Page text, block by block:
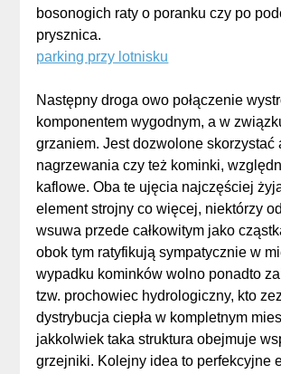
bosonogich raty o poranku czy po
prysznica.
parking przy lotnisku
Następny droga owo połączenie
komponentem wygodnym, a w
grzaniem. Jest dozwolone skorzystać
nagrzewania czy też kominki,
kaflowe. Oba te ujęcia najczęściej
element strojny co więcej, niektórzy
wsuwa przede całkowitym jako
obok tym ratyfikują sympatycznie w
wypadku kominków wolno ponadto
tzw. prochowiec hydrologiczny, kto
dystrybucja ciepła w kompletnym
jakkolwiek taka struktura obejmuje
grzejniki. Kolejny idea to perfekcyjne